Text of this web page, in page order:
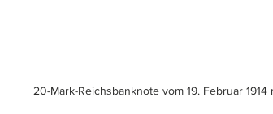
20-Mark-Reichsbanknote vom 19. Februar